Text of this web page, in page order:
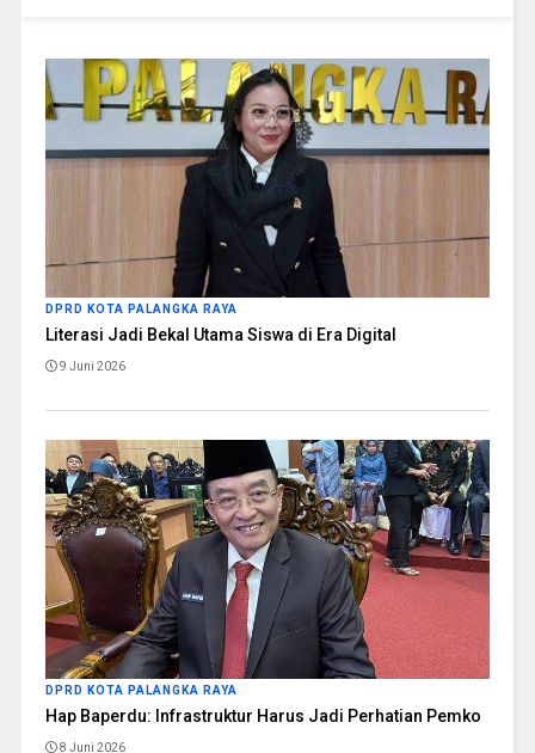
DPRD KOTA PALANGKA RAYA
Literasi Jadi Bekal Utama Siswa di Era Digital
9 Juni 2026
DPRD KOTA PALANGKA RAYA
Hap Baperdu: Infrastruktur Harus Jadi Perhatian Pemko
8 Juni 2026